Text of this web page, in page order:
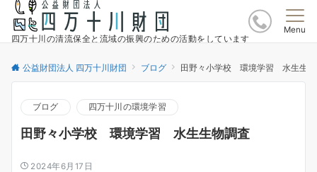
四万十川の清流保全と流域の振興のための活動をしています
Menu
公益財団法人 四万十川財団 ブログ 田野々小学校 環境学習 水生生物
ブログ 四万十川の環境学習
田野々小学校 環境学習 水生生物調査
2024年6月17日